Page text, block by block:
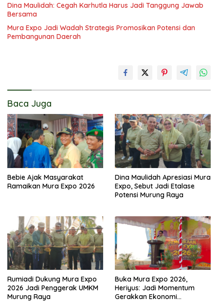
Dina Maulidah: Cegah Karhutla Harus Jadi Tanggung Jawab
Bersama
Mura Expo Jadi Wadah Strategis Promosikan Potensi dan
Pembangunan Daerah
Baca Juga
Bebie Ajak Masyarakat
Ramaikan Mura Expo 2026
Dina Maulidah Apresiasi Mura
Expo, Sebut Jadi Etalase
Potensi Murung Raya
Rumiadi Dukung Mura Expo
2026 Jadi Penggerak UMKM
Murung Raya
Buka Mura Expo 2026,
Heriyus: Jadi Momentum
Gerakkan Ekonomi